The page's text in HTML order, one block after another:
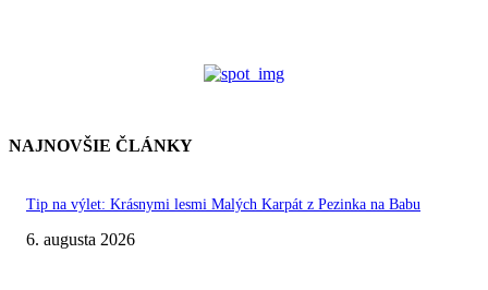
NAJNOVŠIE ČLÁNKY
Tip na výlet: Krásnymi lesmi Malých Karpát z Pezinka na Babu
6. augusta 2026